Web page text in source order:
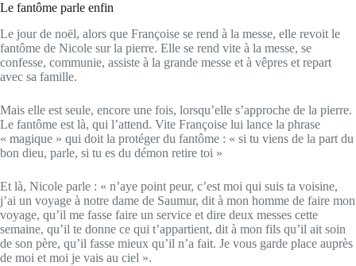
Le fantôme parle enfin
Le jour de noël, alors que Françoise se rend à la messe, elle revoit le
fantôme de Nicole sur la pierre. Elle se rend vite à la messe, se
confesse, communie, assiste à la grande messe et à vêpres et repart
avec sa famille.
Mais elle est seule, encore une fois, lorsqu’elle s’approche de la pierre.
Le fantôme est là, qui l’attend. Vite Françoise lui lance la phrase
« magique » qui doit la protéger du fantôme : « si tu viens de la part du
bon dieu, parle, si tu es du démon retire toi »
Et là, Nicole parle : « n’aye point peur, c’est moi qui suis ta voisine,
j’ai un voyage à notre dame de Saumur, dit à mon homme de faire mon
voyage, qu’il me fasse faire un service et dire deux messes cette
semaine, qu’il te donne ce qui t’appartient, dit à mon fils qu’il ait soin
de son père, qu’il fasse mieux qu’il n’a fait. Je vous garde place auprès
de moi et moi je vais au ciel ».